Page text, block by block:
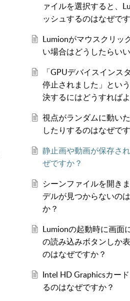
ァイルを選択すると、
ッシュするのはなぜで
Lumionがマウスクリッ
い場合はどうしたらい
「GPUデバイスインス
停止されました」とい
決するにはどうすれば
視点がランダムに動い
したりするのはなぜで
静止画や動画が保存さ
ぜですか？
シーンファイルを開き
デルが見つからないの
か？
Lumionの起動時に画面
の読み込みボタンしか
のはなぜですか？
Intel HD Graphicsカー
るのはなぜですか？